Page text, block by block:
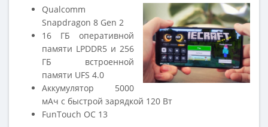
Qualcomm
Snapdragon 8 Gen 2
16 ГБ оперативной
памяти LPDDR5 и 256
ГБ встроенной
памяти UFS 4.0
Аккумулятор 5000
мАч с быстрой зарядкой 120 Вт
FunTouch ОС 13